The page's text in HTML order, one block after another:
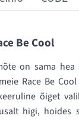
Be Cool
on sama
Race Be
õiget
higi, hoides